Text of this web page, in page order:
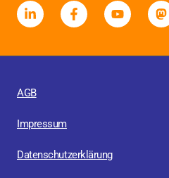
AGB
Impressum
Datenschutzerklärung